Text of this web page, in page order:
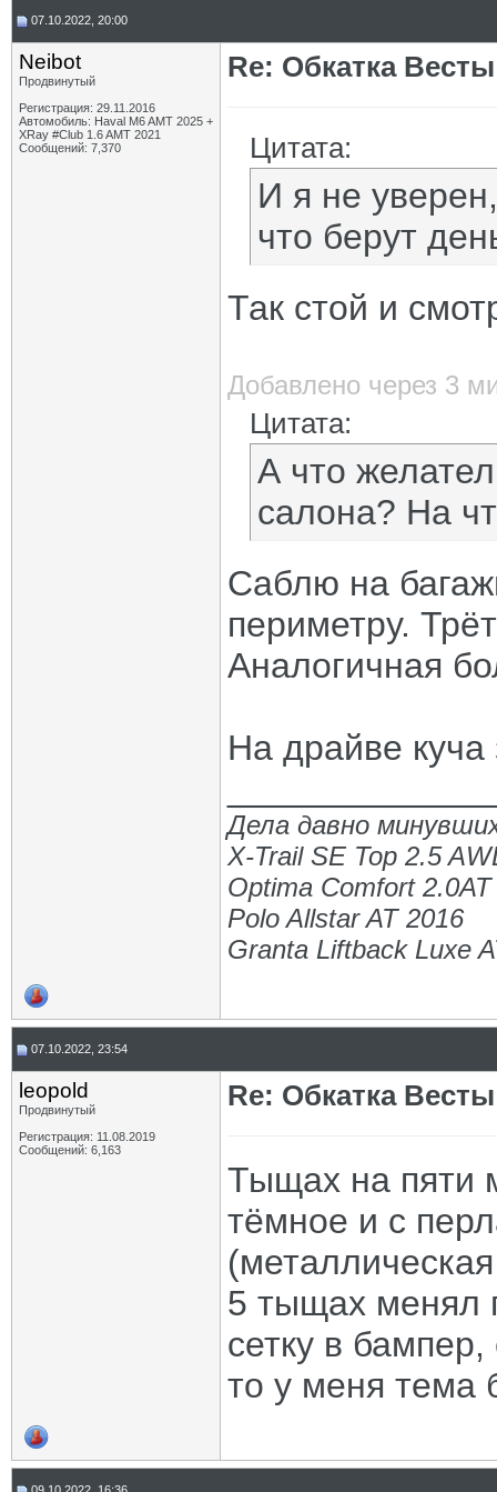
07.10.2022, 20:00
Neibot
Продвинутый
Регистрация: 29.11.2016
Автомобиль: Haval M6 AMT 2025 +
XRay #Club 1.6 AMT 2021
Сообщений: 7,370
Re: Обкатка Весты
Цитата:
И я не
что берут
Так стой и
Добавлено через 3
Цитата:
А что
салона? На
Саблю на
периметру.
Аналогичная
На драйве куча
Дела давно
X-Trail SE Top 2.5
Optima Comfort
Polo Allstar AT 2016
Granta Liftback Luxe
07.10.2022, 23:54
leopold
Продвинутый
Регистрация: 11.08.2019
Сообщений: 6,163
Re: Обкатка Весты
Тыщах на пяти
тёмное и с
5 тыщах менял
сетку в
то у меня тема